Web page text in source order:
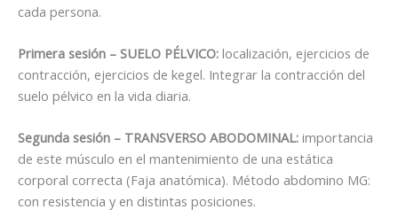
cada persona.
Primera sesión – SUELO PÉLVICO: localización, ejercicios de
contracción, ejercicios de kegel. Integrar la contracción del
suelo pélvico en la vida diaria.
Segunda sesión – TRANSVERSO ABODOMINAL: importancia
de este músculo en el mantenimiento de una estática
corporal correcta (Faja anatómica). Método abdomino MG:
con resistencia y en distintas posiciones.